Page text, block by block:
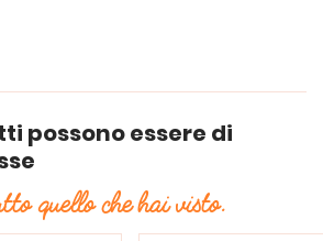
possono essere di
quello che hai visto.